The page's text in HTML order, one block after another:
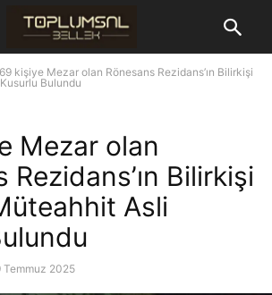
kişiye Mezar olan Rönesans Rezidans’ın Bilirkişi
Bulundu
Mezar olan
Rezidans’ın Bilirkişi
Asli
Temmuz 2025